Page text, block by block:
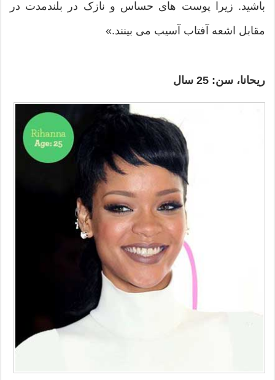
باشید. زیرا پوست های حساس و نازک در بلندمدت در
مقابل اشعه آفتاب آسیب می بینند.»
ریحانا، سن: 25 سال